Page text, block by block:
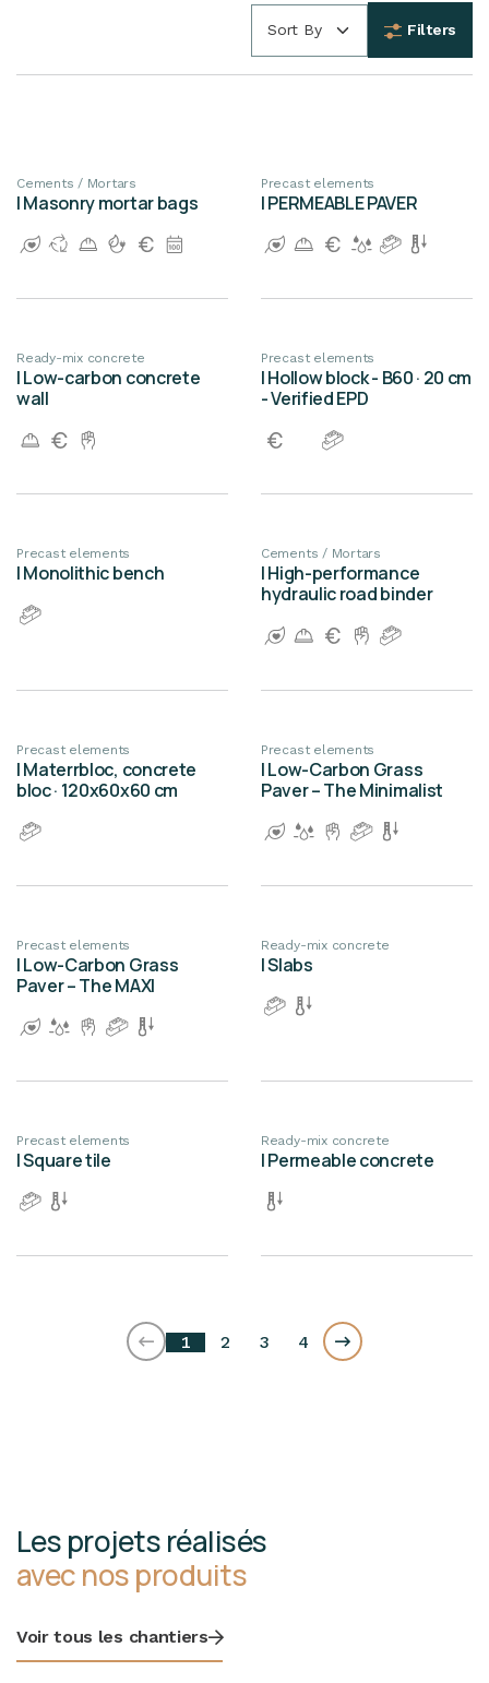
Sort By Filters
New!
Cements / Mortars
| Masonry mortar bags
Precast elements
| PERMEABLE PAVER
Ready-mix concrete
| Low-carbon concrete
wall
Precast elements
| Hollow block - B60 · 20 cm
- Verified EPD
Precast elements
| Monolithic bench
Cements / Mortars
| High-performance
hydraulic road binder
Precast elements
| Materrbloc, concrete
bloc · 120x60x60 cm
Precast elements
| Low-Carbon Grass
Paver – The Minimalist
Precast elements
| Low-Carbon Grass
Paver – The MAXI
Ready-mix concrete
| Slabs
Precast elements
| Square tile
Ready-mix concrete
| Permeable concrete
1 2 3 4
Les projets réalisés
avec nos produits
Voir tous les chantiers